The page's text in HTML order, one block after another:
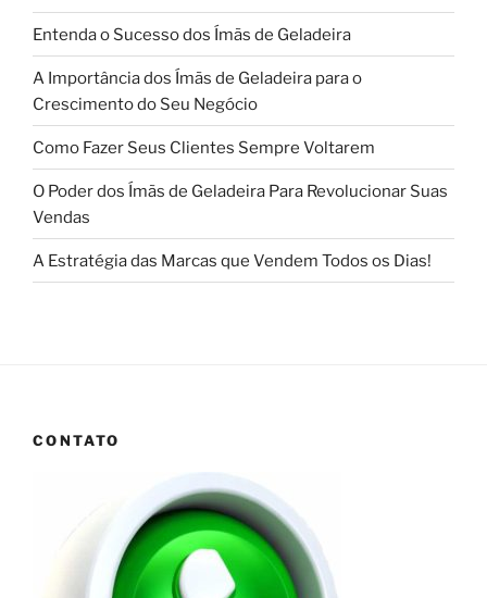
Entenda o Sucesso dos Ímãs de Geladeira
A Importância dos Ímãs de Geladeira para o
Crescimento do Seu Negócio
Como Fazer Seus Clientes Sempre Voltarem
O Poder dos Ímãs de Geladeira Para Revolucionar Suas
Vendas
A Estratégia das Marcas que Vendem Todos os Dias!
CONTATO